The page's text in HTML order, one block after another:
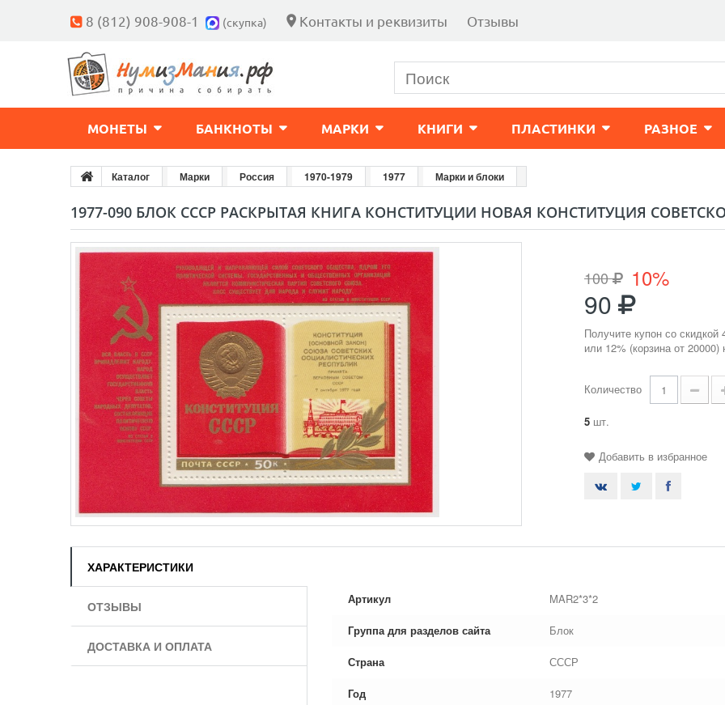
8 (812) 908-908-1 (скупка) Контакты и реквизиты Отзывы
МОНЕТЫ БАНКНОТЫ МАРКИ КНИГИ ПЛАСТИНКИ РАЗНОЕ
Каталог Марки Россия 1970-1979 1977 Марки и блоки
1977-090 БЛОК СССР РАСКРЫТАЯ КНИГА КОНСТИТУЦИИ НОВАЯ КОНСТИТУЦИЯ
100 10%
90
Получите купон со скидкой
или 12% (корзина от
Количество
5 шт.
Добавить в избранное
ХАРАКТЕРИСТИКИ
ОТЗЫВЫ
ДОСТАВКА И ОПЛАТА
Артикул MAR2*3*2
Группа для разделов сайта Блок
Страна СССР
Год 1977